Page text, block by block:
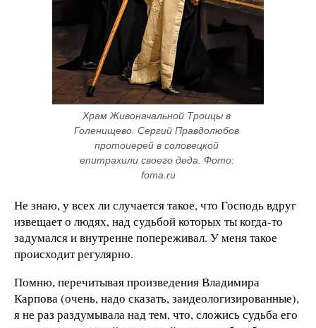
Храм Живоначальной Троицы в
Голенищево. Сергий Правдолюбов
протоиерей в соловецкой
епитрахили своего деда. Фото:
foma.ru
Не знаю, у всех ли случается такое, что Господь вдруг
извещает о людях, над судьбой которых ты когда-то
задумался и внутренне попереживал. У меня такое
происходит регулярно.
Помню, перечитывая произведения Владимира
Карпова (очень, надо сказать, заидеологизированные),
я не раз раздумывала над тем, что, сложись судьба его